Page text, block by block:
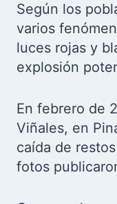
Según los
varios
luces rojas y
explosión
En febrero de
Viñales, en
caída de
fotos